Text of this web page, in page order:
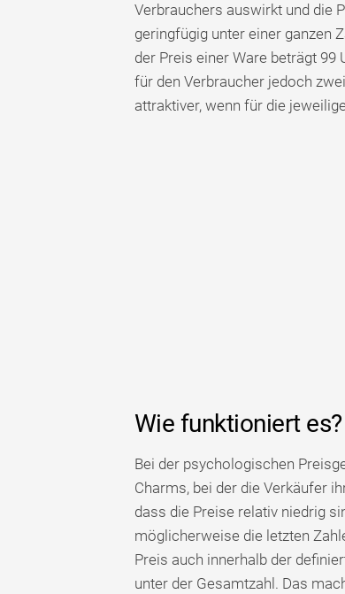
Verbrauchers auswirkt und die
geringfügig unter einer ganzen
der Preis einer Ware beträgt 99
für den Verbraucher jedoch
attraktiver, wenn für die
Wie funktioniert es?
Bei der psychologischen
Charms, bei der die Verkäufer
dass die Preise relativ niedrig
möglicherweise die letzten
Preis auch innerhalb der
unter der Gesamtzahl. Das